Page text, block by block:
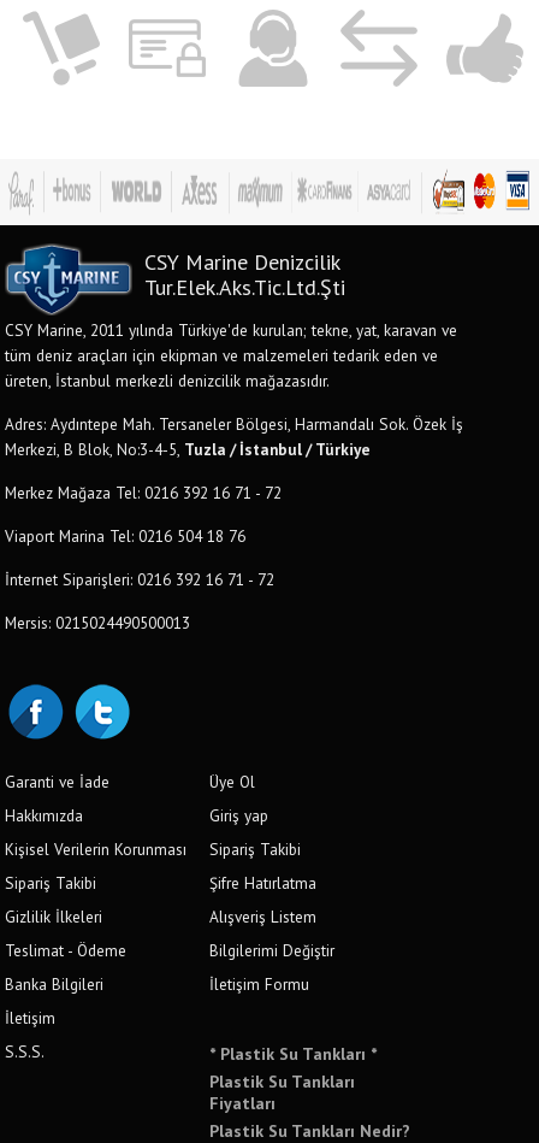
CSY Marine Denizcilik
Tur.Elek.Aks.Tic.Ltd.Şti
CSY Marine, 2011 yılında Türkiye'de kurulan; tekne, yat, karavan ve
tüm deniz araçları için ekipman ve malzemeleri tedarik eden ve
üreten, İstanbul merkezli denizcilik mağazasıdır.
Adres: Aydıntepe Mah. Tersaneler Bölgesi, Harmandalı Sok. Özek İş
Merkezi, B Blok, No:3-4-5, Tuzla / İstanbul / Türkiye
Merkez Mağaza Tel: 0216 392 16 71 - 72
Viaport Marina Tel: 0216 504 18 76
İnternet Siparişleri: 0216 392 16 71 - 72
Mersis: 0215024490500013
Garanti ve İade
Hakkımızda
Kişisel Verilerin Korunması
Sipariş Takibi
Gizlilik İlkeleri
Teslimat - Ödeme
Banka Bilgileri
İletişim
S.S.S.
Üye Ol
Giriş yap
Sipariş Takibi
Şifre Hatırlatma
Alışveriş Listem
Bilgilerimi Değiştir
İletişim Formu
* Plastik Su Tankları *
Plastik Su Tankları
Fiyatları
Plastik Su Tankları Nedir?